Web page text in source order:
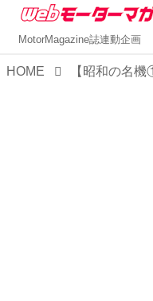
MotorMagazine誌連動企画
HOME